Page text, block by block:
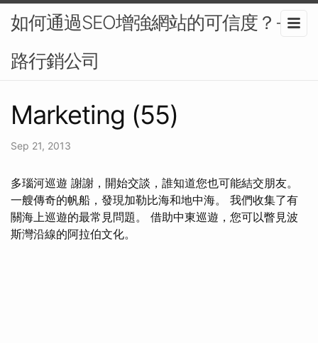
如何通過SEO增強網站的可信度？-網
路行銷公司
Marketing (55)
Sep 21, 2013
多瑙河巡遊 謝謝，開始交談，誰知道您也可能結交朋友。
一艘傳奇的帆船，發現加勒比海和地中海。 我們收集了有
關海上巡遊的最常見問題。 借助中東巡遊，您可以瞥見波
斯灣沿線的阿拉伯文化。